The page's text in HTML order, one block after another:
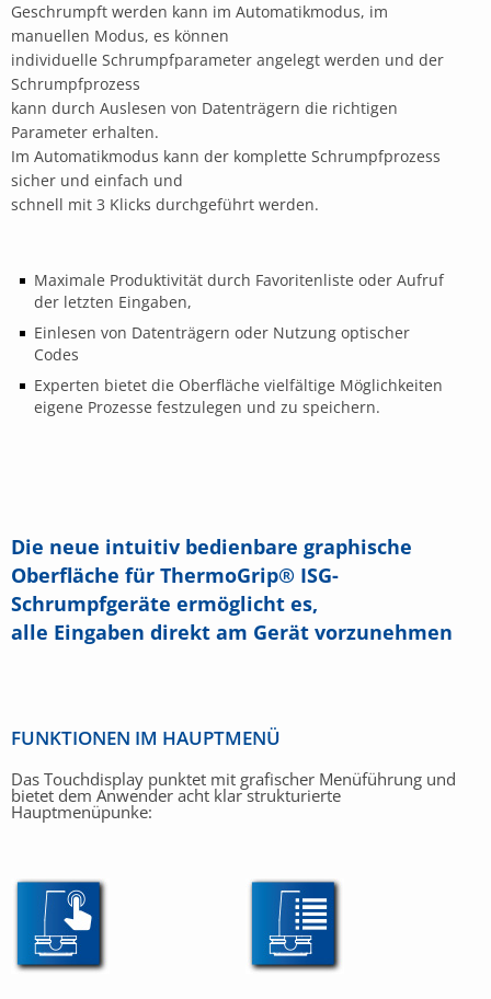
Geschrumpft werden kann im Automatikmodus, im
manuellen Modus, es können
individuelle Schrumpfparameter angelegt werden und der
Schrumpfprozess
kann durch Auslesen von Datenträgern die richtigen
Parameter erhalten.
Im Automatikmodus kann der komplette Schrumpfprozess
sicher und einfach und
schnell mit 3 Klicks durchgeführt werden.
Maximale Produktivität durch Favoritenliste oder Aufruf
der letzten Eingaben,
Einlesen von Datenträgern oder Nutzung optischer
Codes
Experten bietet die Oberfläche vielfältige Möglichkeiten
eigene Prozesse festzulegen und zu speichern.
Die neue intuitiv bedienbare graphische
Oberfläche für ThermoGrip® ISG-
Schrumpfgeräte ermöglicht es,
alle Eingaben direkt am Gerät vorzunehmen
FUNKTIONEN IM HAUPTMENÜ
Das Touchdisplay punktet mit grafischer Menüführung und
bietet dem Anwender acht klar strukturierte
Hauptmenüpunke: